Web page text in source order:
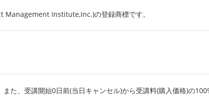
Management Institute,Inc.)の登録商標です。
た、受講開始0日前(当日キャンセル)から受講料(購入価格)の